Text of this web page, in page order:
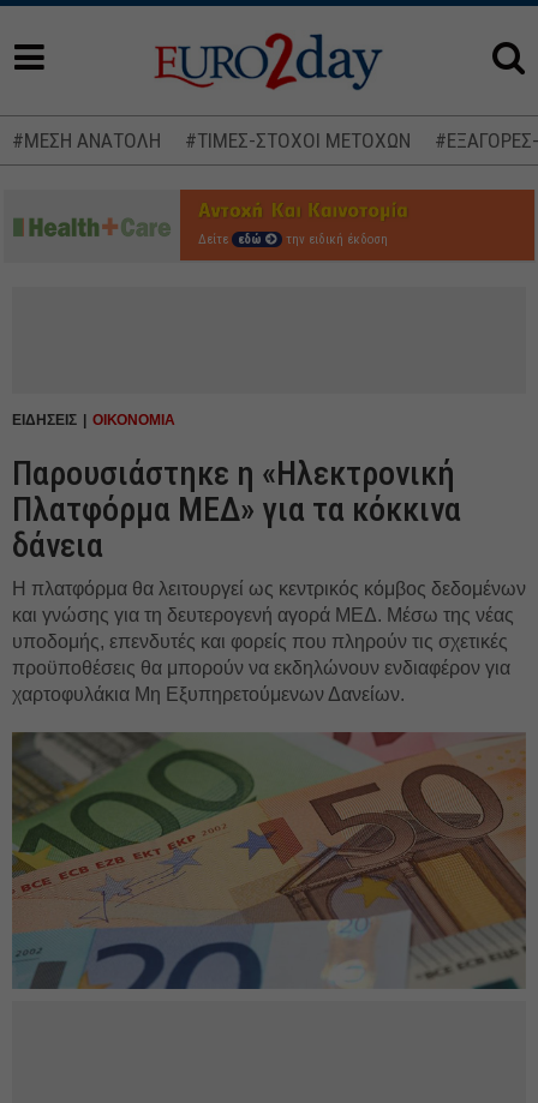
#ΜΕΣΗ ΑΝΑΤΟΛΗ #ΤΙΜΕΣ-ΣΤΟΧΟΙ ΜΕΤΟΧΩΝ
Δείτε εδώ την ειδική έκδοση
ΕΙΔΗΣΕΙΣ ΟΙΚΟΝΟΜΙΑ
Παρουσιάστηκε η «Ηλεκτρονική
Πλατφόρμα ΜΕΔ» για τα κόκκινα
δάνεια
Η πλατφόρμα θα λειτουργεί ως κεντρικός κόμβος δεδομένων
και γνώσης για τη δευτερογενή αγορά ΜΕΔ. Μέσω της νέας
υποδομής, επενδυτές και φορείς που πληρούν τις σχετικές
προϋποθέσεις θα μπορούν να εκδηλώνουν ενδιαφέρον για
χαρτοφυλάκια Μη Εξυπηρετούμενων Δανείων.